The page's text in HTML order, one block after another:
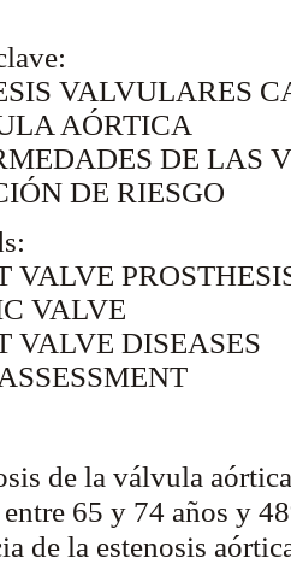
VALVULARES
AÓRTICA
DE LAS
DE RIESGO
VALVE
VALVE DISEASES
de la válvula
65 y 74 años y
de la estenosis